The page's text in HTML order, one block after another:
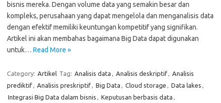
bisnis mereka. Dengan volume data yang semakin besar dan
kompleks, perusahaan yang dapat mengelola dan menganalisis data
dengan efektif memiliki keuntungan kompetitif yang signifikan.
Artikel ini akan membahas bagaimana Big Data dapat digunakan
untuk… Read More »
Category: Artikel Tag: Analisis data , Analisis deskriptif, Analisis
prediktif, Analisis preskriptif, Big Data , Cloud storage , Data lakes ,
Integrasi Big Data dalam bisnis , Keputusan berbasis data ,